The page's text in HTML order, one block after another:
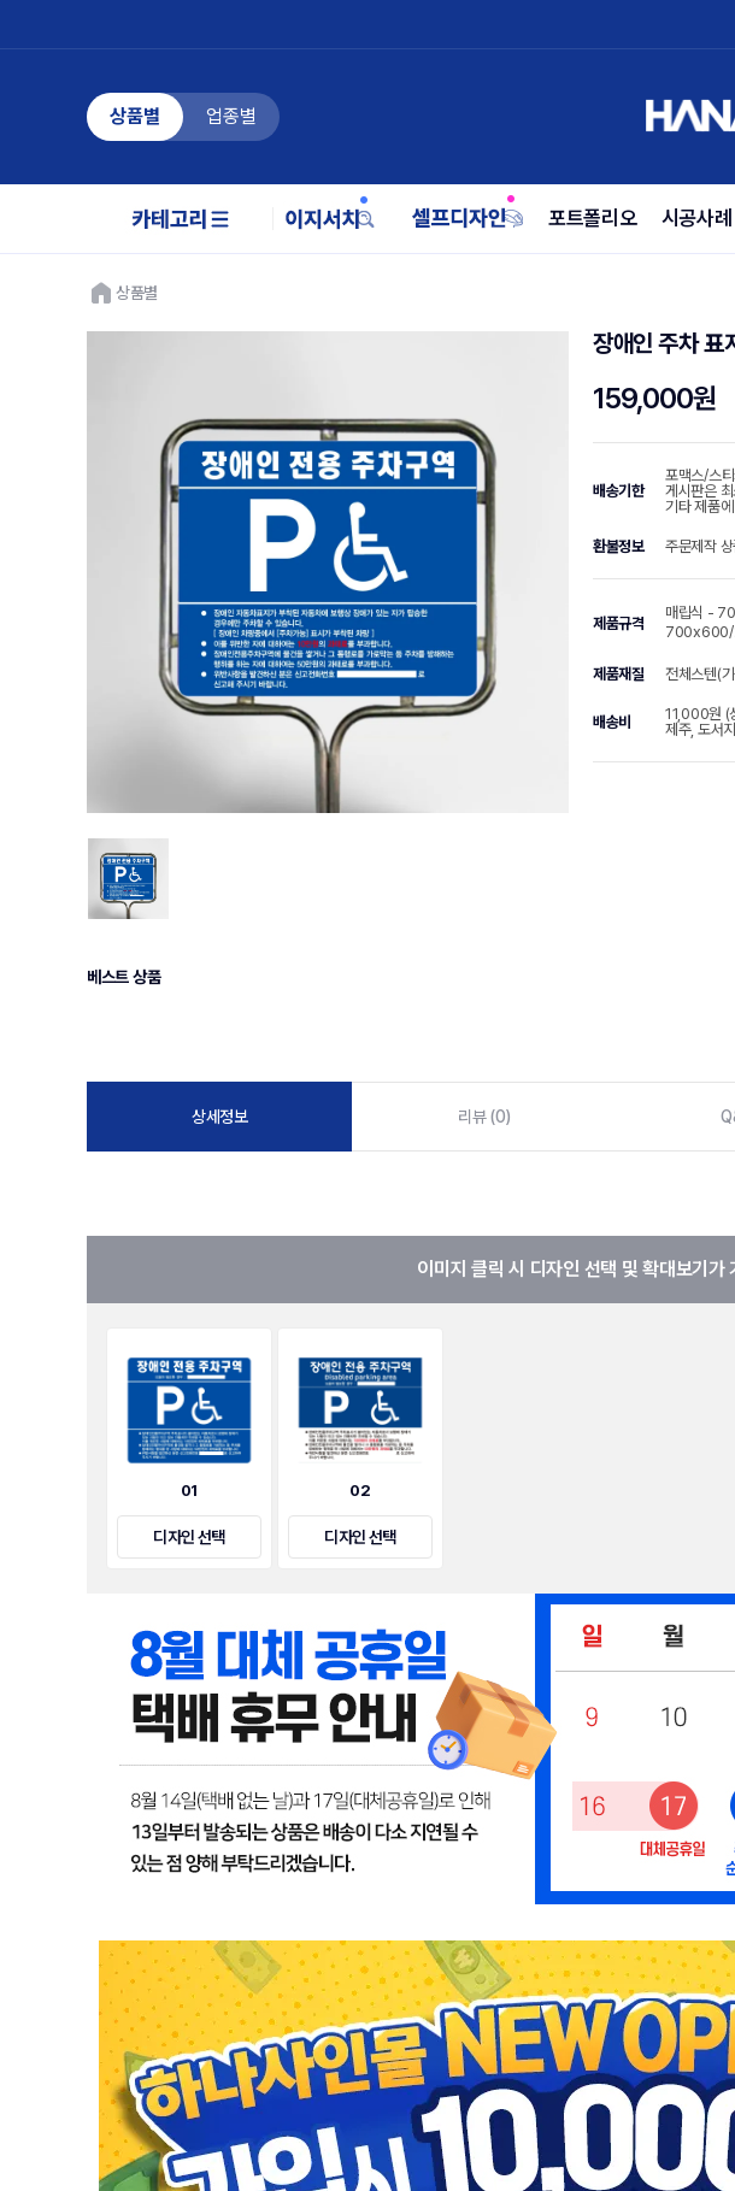
상품별 업종별
포트폴리오 시공사례
상품별
장애인 주차 표
159,000원
배송기한
포맥스/스
게시판은
기타 제품
환불정보 주문제작
제품규격
매립식 -
제품재질 전체스텐(
배송비
11,000원 (
제주, 도서
베스트 상품
상세정보 리뷰 (0)
이미지 클릭 시 디자인 선택 및 확대보기가
01
디자인 선택
02
디자인 선택